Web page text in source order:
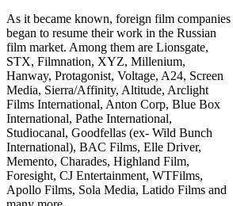
As it became known, foreign film companies
began to resume their work in the Russian
film market. Among them are Lionsgate,
STX, Filmnation, XYZ, Millenium,
Hanway, Protagonist, Voltage, A24, Screen
Media, Sierra/Affinity, Altitude, Arclight
Films International, Anton Corp, Blue Box
International, Pathe International,
Studiocanal, Goodfellas (ex- Wild Bunch
International), BAC Films, Elle Driver,
Memento, Charades, Highland Film,
Foresight, CJ Entertainment, WTFilms,
Apollo Films, Sola Media, Latido Films and